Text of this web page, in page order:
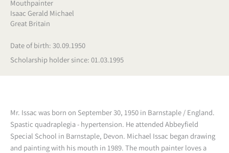
Mouthpainter
Isaac Gerald Michael
Great Britain
Date of birth: 30.09.1950
Scholarship holder since: 01.03.1995
Mr. Issac was born on September 30, 1950 in Barnstaple / England.
Spastic quadraplegia - hypertension. He attended Abbeyfield
Special School in Barnstaple, Devon. Michael Issac began drawing
and painting with his mouth in 1989. The mouth painter loves a